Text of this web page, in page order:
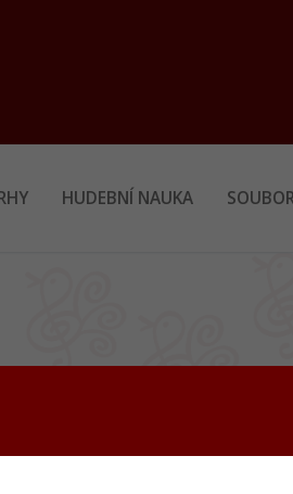
HUDEBNÍ NAUKA